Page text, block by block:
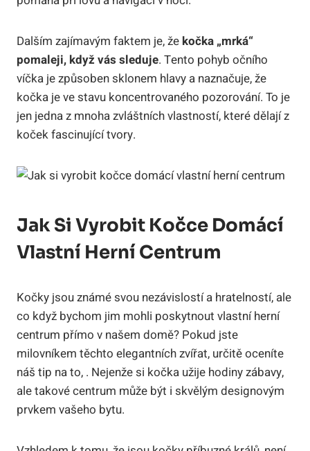
Dalším zajímavým faktem je, že kočka „mrká“
pomaleji, když vás sleduje. Tento pohyb očního
víčka je způsoben sklonem hlavy a naznačuje, že
kočka je ve stavu koncentrovaného pozorování. To je
jen jedna z mnoha zvláštních vlastností, které dělají z
koček fascinující tvory.
Jak Si Vyrobit Kočce Domácí
Vlastní Herní Centrum
Kočky jsou známé svou nezávislostí a hratelností, ale
co když bychom jim mohli poskytnout vlastní herní
centrum přímo v našem domě? Pokud jste
milovníkem těchto elegantních zvířat, určitě oceníte
náš tip na to, . Nejenže si kočka užije hodiny zábavy,
ale takové centrum může být i skvělým designovým
prvkem vašeho bytu.